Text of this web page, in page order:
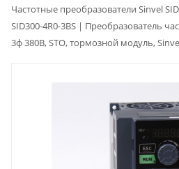
Частотные преобразователи Sinvel
SID300-4R0-3BS | Преобразователь
3ф 380В, STO, тормозной модуль,